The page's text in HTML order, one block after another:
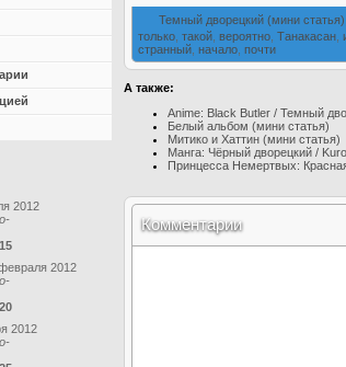
2012
15
2012
20
2012
Темный дворецкий (мини статья)
только такой вероятно Танакасан
странный начало почти
А также:
Anime: Black Butler / Темный
Белый альбом (мини статья)
Митико и Хаттин (мини статья)
Манга: Чёрный дворецкий /
Принцесса Немертвых:
Комментарии